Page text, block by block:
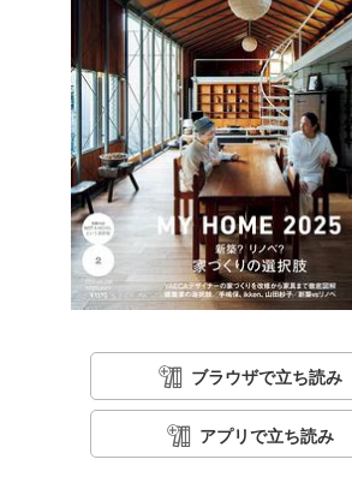
ブラウザで立ち読み
アプリで立ち読み